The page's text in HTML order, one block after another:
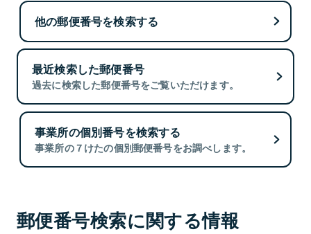
他の郵便番号を検索する
最近検索した郵便番号
過去に検索した郵便番号をご覧いただけます。
事業所の個別番号を検索する
事業所の７けたの個別郵便番号をお調べします。
郵便番号検索に関する情報